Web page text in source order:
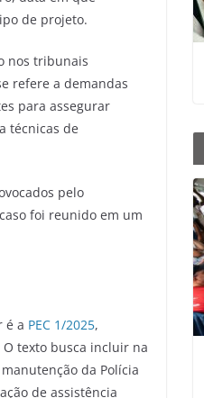
de projeto.
nos tribunais
refere a demandas
para assegurar
técnicas de
pelo
foi reunido em um
é a PEC 1/2025,
O texto busca incluir na
da Polícia
de assistência